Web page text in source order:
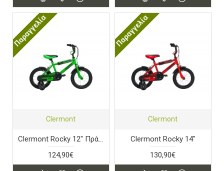
Παραγγελία
Clermont
Clermont Rocky 12" Πράσινο
124,90€
Παραγγελία
Clermont
Clermont Rocky 14"
130,90€